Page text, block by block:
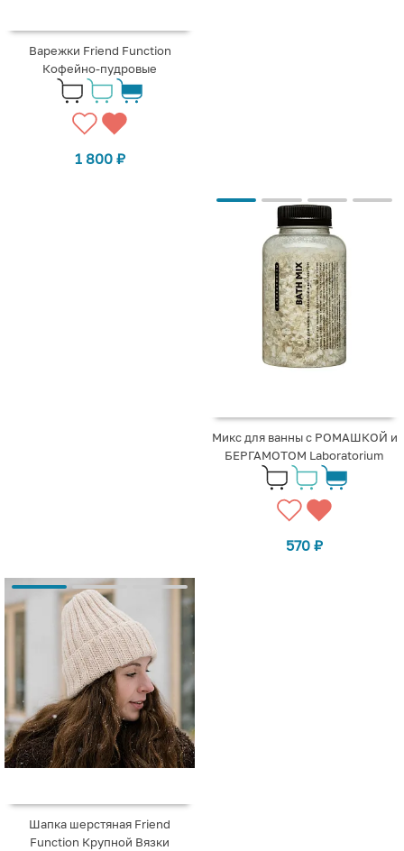
Варежки Friend Function
Кофейно-пудровые
1 800 ₽
Микс для ванны с РОМАШКОЙ и
БЕРГАМОТОМ Laboratorium
570 ₽
Шапка шерстяная Friend
Function Крупной Вязки